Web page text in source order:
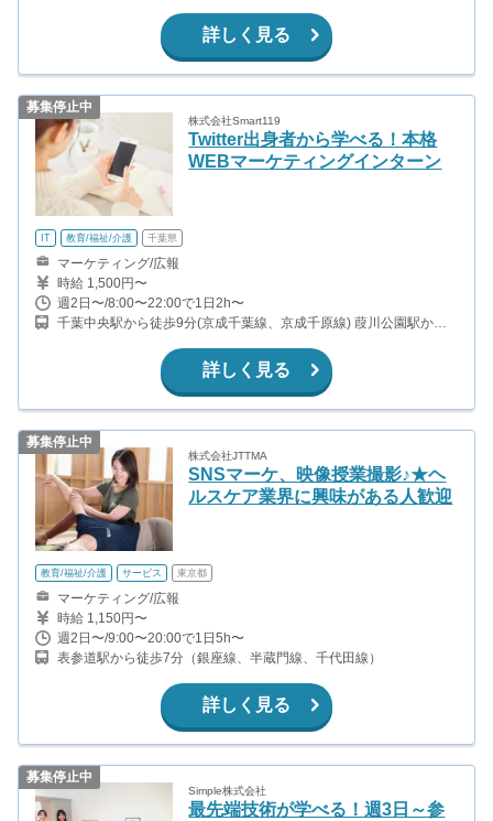
（丸ノ内線、大江戸線）
詳しく見る
募集停止中
株式会社Smart119
Twitter出身者から学べる！本格
WEBマーケティングインターン
IT 教育/福祉/介護 千葉県
マーケティング/広報
時給 1,500円〜
週2日〜/8:00〜22:00で1日2h〜
千葉中央駅から徒歩9分(京成千葉線、京成千原線) 葭川公園駅から
ール) 県庁前駅から徒歩9分(千葉都市モノレール)
詳しく見る
募集停止中
株式会社JTTMA
SNSマーケ、映像授業撮影♪★ヘ
ルスケア業界に興味がある人歓迎
教育/福祉/介護 サービス 東京都
マーケティング/広報
時給 1,150円〜
週2日〜/9:00〜20:00で1日5h〜
表参道駅から徒歩7分（銀座線、半蔵門線、千代田線）
詳しく見る
募集停止中
Simple株式会社
最先端技術が学べる！週3日～参